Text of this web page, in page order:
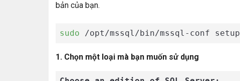
bản của bạn.
sudo /opt/mssql/bin/mssql-conf setup
1. Chọn một loại mà bạn muốn sử dụng